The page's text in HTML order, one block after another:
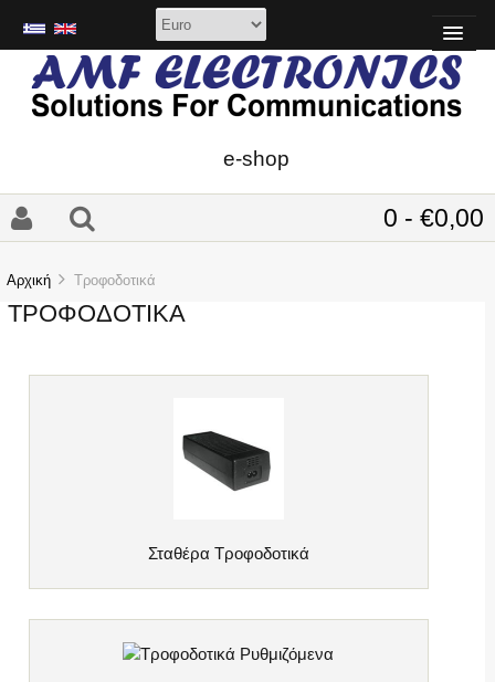
e-shop
0 - €0,00
Αρχική Τροφοδοτικά
ΤΡΟΦΟΔΟΤΙΚΆ
Σταθέρα Τροφοδοτικά